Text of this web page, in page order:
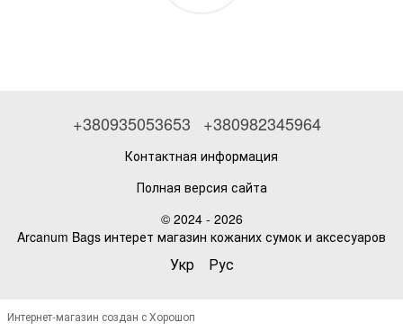
+380935053653 +380982345964
Контактная информация
Полная версия сайта
© 2024 - 2026
Arcanum Bags интерет магазин кожаних сумок и аксесуаров
Укр Рус
Интернет-магазин создан с Хорошоп